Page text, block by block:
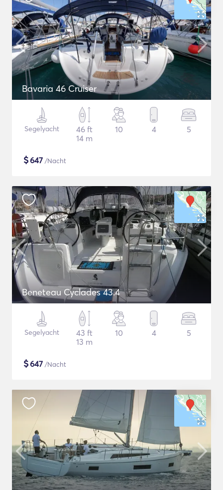
Bavaria 46 Cruiser
Segelyacht
46 ft
14 m
10 4 5
$647 /Nacht
Beneteau Cyclades 43.4
Segelyacht
43 ft
13 m
10 4 5
$647 /Nacht